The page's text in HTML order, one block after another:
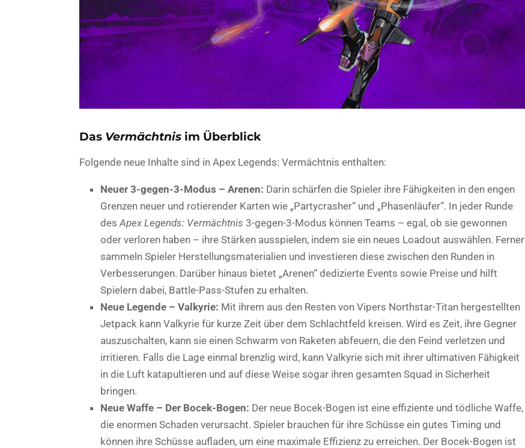
Das Vermächtnis im Überblick
Folgende neue Inhalte sind in Apex Legends: Vermächtnis enthalten:
Neuer 3-gegen-3-Modus – Arenen: Darin schärfen die Spieler ihre Fähigkeiten in den engen
Grenzen neuer und rotierender Karten wie „Partycrasher“ und „Phasenläufer“. In jeder Runde
des Apex Legends: Vermächtnis 3-gegen-3-Modus können Teams – egal, ob sie gewonnen
oder verloren haben – ihre Stärken ausspielen, indem sie ein neues Loadout auswählen. Ferner
sammeln Spieler Herstellungsmaterialien und investieren diese zwischen den Runden in
Verbesserungen. Darüber hinaus bietet „Arenen“ dedizierte Events sowie Preise und hilft
Spielern dabei, Battle-Pass-Stufen zu erhalten.
Neue Legende – Valkyrie: Mit ihrem aus den Resten von Vipers Northstar-Titan hergestellten
Jetpack kann Valkyrie für kurze Zeit über dem Schlachtfeld kreisen. Wird es Zeit, ihre Gegner
auszuschalten, kann sie einen Schwarm von Raketen abfeuern, die den Feind verletzen und
irritieren. Falls die Lage einmal brenzlig wird, kann Valkyrie sich mit ihrer ultimativen Fähigkeit
in die Luft katapultieren und auf diese Weise sogar ihren gesamten Squad in Sicherheit
bringen.
Neue Waffe – Der Bocek-Bogen: Der neue Bocek-Bogen ist eine effiziente und tödliche Waffe,
die enormen Schaden verursacht. Spieler brauchen für ihre Schüsse ein gutes Timing und
können ihre Schüsse aufladen, um eine maximale Effizienz zu erreichen. Der Bocek-Bogen ist